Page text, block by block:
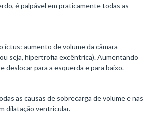
é palpável em praticamente todas as
íctus: aumento de volume da câmara
seja, hipertrofia excêntrica). Aumentando
deslocar para a esquerda e para baixo.
as causas de sobrecarga de volume e nas
dilatação ventricular.